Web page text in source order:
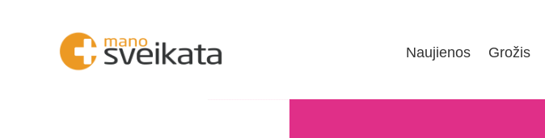
Naujienos Grožis